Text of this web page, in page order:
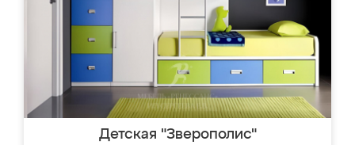
Детская "Зверополис"